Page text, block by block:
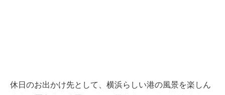
休日のお出かけ先として、横浜らしい港の風景を楽しん